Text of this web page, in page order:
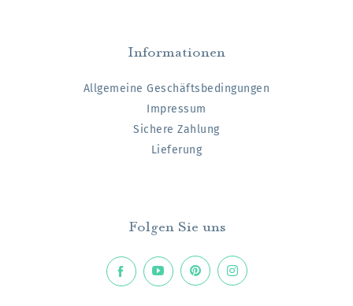
Informationen
Allgemeine Geschäftsbedingungen
Impressum
Sichere Zahlung
Lieferung
Folgen Sie uns